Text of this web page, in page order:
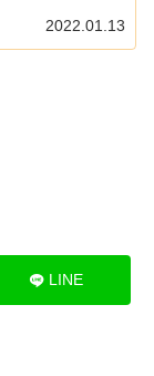
2022.01.13
LINE